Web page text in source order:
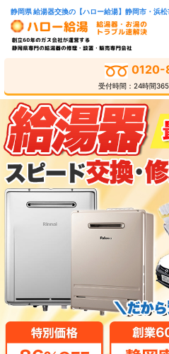
静岡県 給湯器交換の【ハロー給湯】静岡市・浜松
0120-
受付時間：24時間